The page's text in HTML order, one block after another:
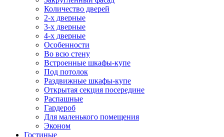
Количество дверей
2-х дверные
3-х дверные
4-х дверные
Особенности
Во всю стену
Встроенные шкафы-купе
Под потолок
Раздвижные шкафы-купе
Открытая секция посередине
Распашные
Гардероб
Для маленького помещения
Эконом
Гостиные